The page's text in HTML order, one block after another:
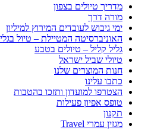
מדריך טיולים בצפון
מורה דרך
ימי גיבוש לעובדים המירוץ למיליון
האוניברסיטה המטיילת – טיול בגליל
גליל קליל – טיולים בטבע
טיולי שביל ישראל
חנות המוצרים שלנו
כתבו עלינו
הצטרפו למועדון ותזכו בהטבות
טופס אפיון פעילות
תקנון
מגזין עמרי Travel